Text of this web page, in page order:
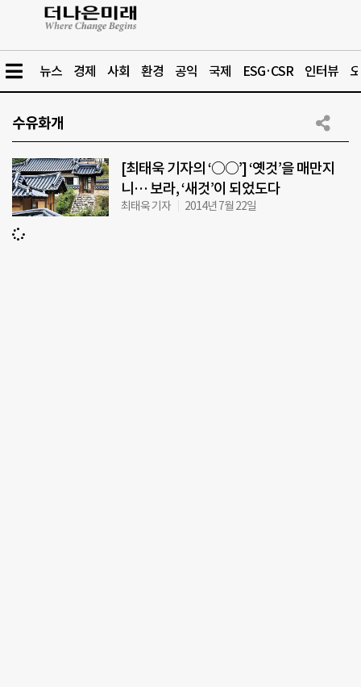
뉴스 경제 사회 환경 공익 국제 ESG·CSR 인터뷰
수유화개
[최태욱 기자의 ‘○○’] ‘옛것’을 매만지
니… 보라, ‘새것’이 되었도다
최태욱 기자 2014년 7월 22일